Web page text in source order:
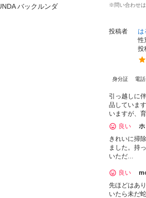
バックルンダ
※問い合わせ
投稿者
は
性
投
身分証 電
引っ越しに
品していま
いますが、
良い
ホ
きれいに掃
ました。持
いただ...
良い
先ほどはあ
いたら未だ